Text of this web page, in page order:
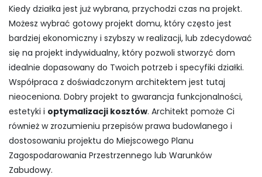
Kiedy działka jest już wybrana, przychodzi czas na projekt.
Możesz wybrać gotowy projekt domu, który często jest
bardziej ekonomiczny i szybszy w realizacji, lub zdecydować
się na projekt indywidualny, który pozwoli stworzyć dom
idealnie dopasowany do Twoich potrzeb i specyfiki działki.
Współpraca z doświadczonym architektem jest tutaj
nieoceniona. Dobry projekt to gwarancja funkcjonalności,
estetyki i optymalizacji kosztów. Architekt pomoże Ci
również w zrozumieniu przepisów prawa budowlanego i
dostosowaniu projektu do Miejscowego Planu
Zagospodarowania Przestrzennego lub Warunków
Zabudowy.